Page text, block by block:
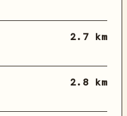
2.7 km
2.8 km